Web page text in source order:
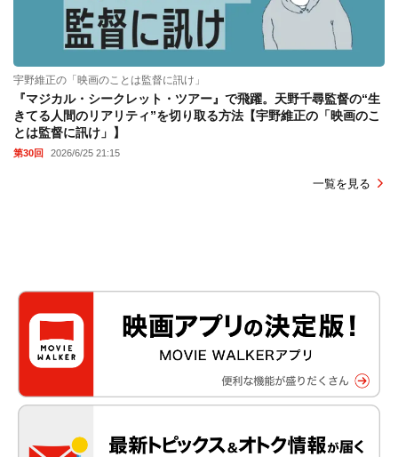
宇野維正の「映画のことは監督に訊け」
『マジカル・シークレット・ツアー』で飛躍。天野千尋監督の“生
きてる人間のリアリティ”を切り取る方法【宇野維正の「映画のこ
とは監督に訊け」】
第30回 2026/6/25 21:15
一覧を見る